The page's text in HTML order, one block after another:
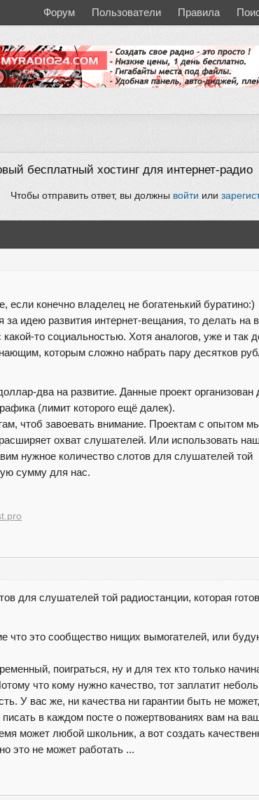
Форум Пользователи Правила
бесплатный хостинг для интернет-радио
Чтобы отправить ответ, вы должны войти или
если конечно владелец не богатенький буратино:)
идею развития интернет-вещания, то делать на
то социальностью. Хотя аналогов, уже и так
которым сложно набрать пару десятков
два на развитие. Данные проект организован
(лимит которого ещё далек).
чтоб завоевать внимание. Проектам с опытом
охват слушателей. Или использовать
нужное количество слотов для слушателей той
сумму для нас.
для слушателей той радиостанции, которая
что это сообщество нищих вымогателей, или
поиграться, ну и для тех кто только
что кому нужно качество, тот заплатит
У вас же, ни качества ни гарантии быть не
в каждом посте о пожертвованиях вам на
может любой школьник, а вот создать
это не может работать ...